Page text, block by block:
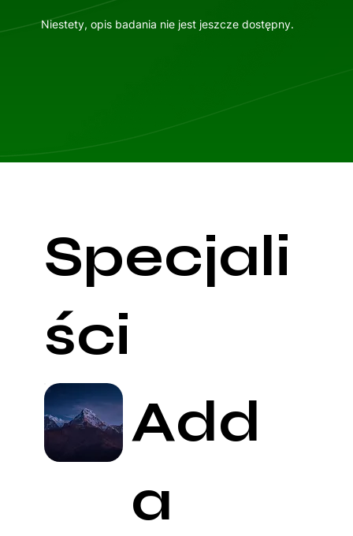
Niestety, opis badania nie jest jeszcze dostępny.
Specjali
ści
Add
a